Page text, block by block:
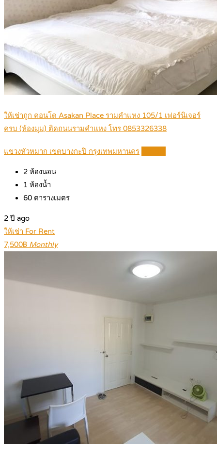
ให้เช่าถูก คอนโด Asakan Place รามคำแหง 105/1 เฟอร์นิเจอร์
ครบ (ห้องมุม) ติดถนนรามคำเเหง โทร 0853326338
แขวงหัวหมาก เขตบางกะปิ กรุงเทพมหานคร
2 ห้องนอน
1 ห้องน้ำ
60 ตารางเมตร
2 ปี ago
ให้เช่า For Rent
7,500฿ Monthly